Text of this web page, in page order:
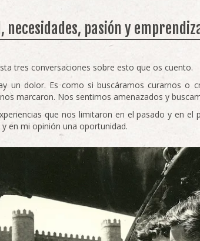
necesidades, pasión y
tres conversaciones sobre esto que os cuento.
un dolor. Es como si buscáramos curarnos o
marcaron. Nos sentimos amenazados y
que nos limitaron en el pasado y en el
en mi opinión una oportunidad.